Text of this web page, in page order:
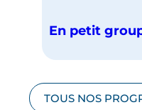
En petit
TOUS NOS